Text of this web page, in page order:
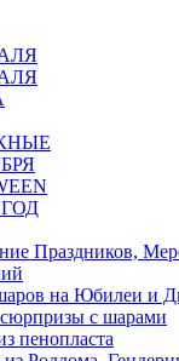
Праздников,
на Юбилеи и
с шарами
пенопласта